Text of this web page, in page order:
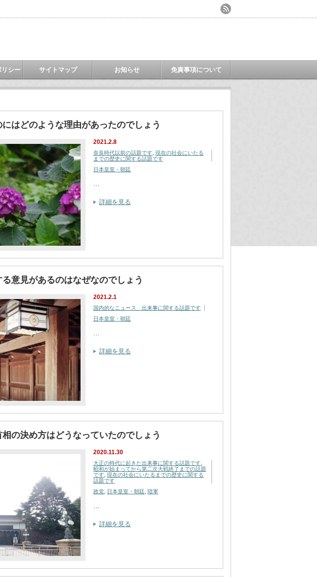
リシー サイトマップ お知らせ 免責事項について
はどのような理由があったのでしょう
2021.2.8
奈良時代以前の話題です 現在の社会にいたる
までの歴史に関する話題です
日本皇室・朝廷
…
詳細を見る
意見があるのはなぜなのでしょう
2021.2.1
国内的なニュース、出来事に関する話題です
日本皇室・朝廷
…
詳細を見る
の決め方はどうなっていたのでしょう
2020.11.30
大正の時代に起きた出来事に関する話題です
昭和が始まってから第二次大戦終了までの話題
です 現在の社会にいたるまでの歴史に関する
話題です
政党 日本皇室・朝廷 陸軍
…
詳細を見る